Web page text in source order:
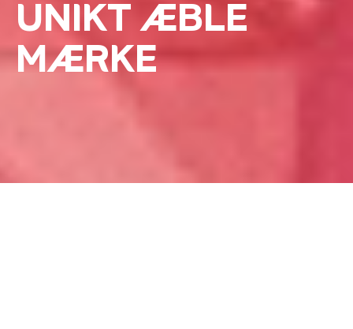
UNIKT ÆBLE
MÆRKE